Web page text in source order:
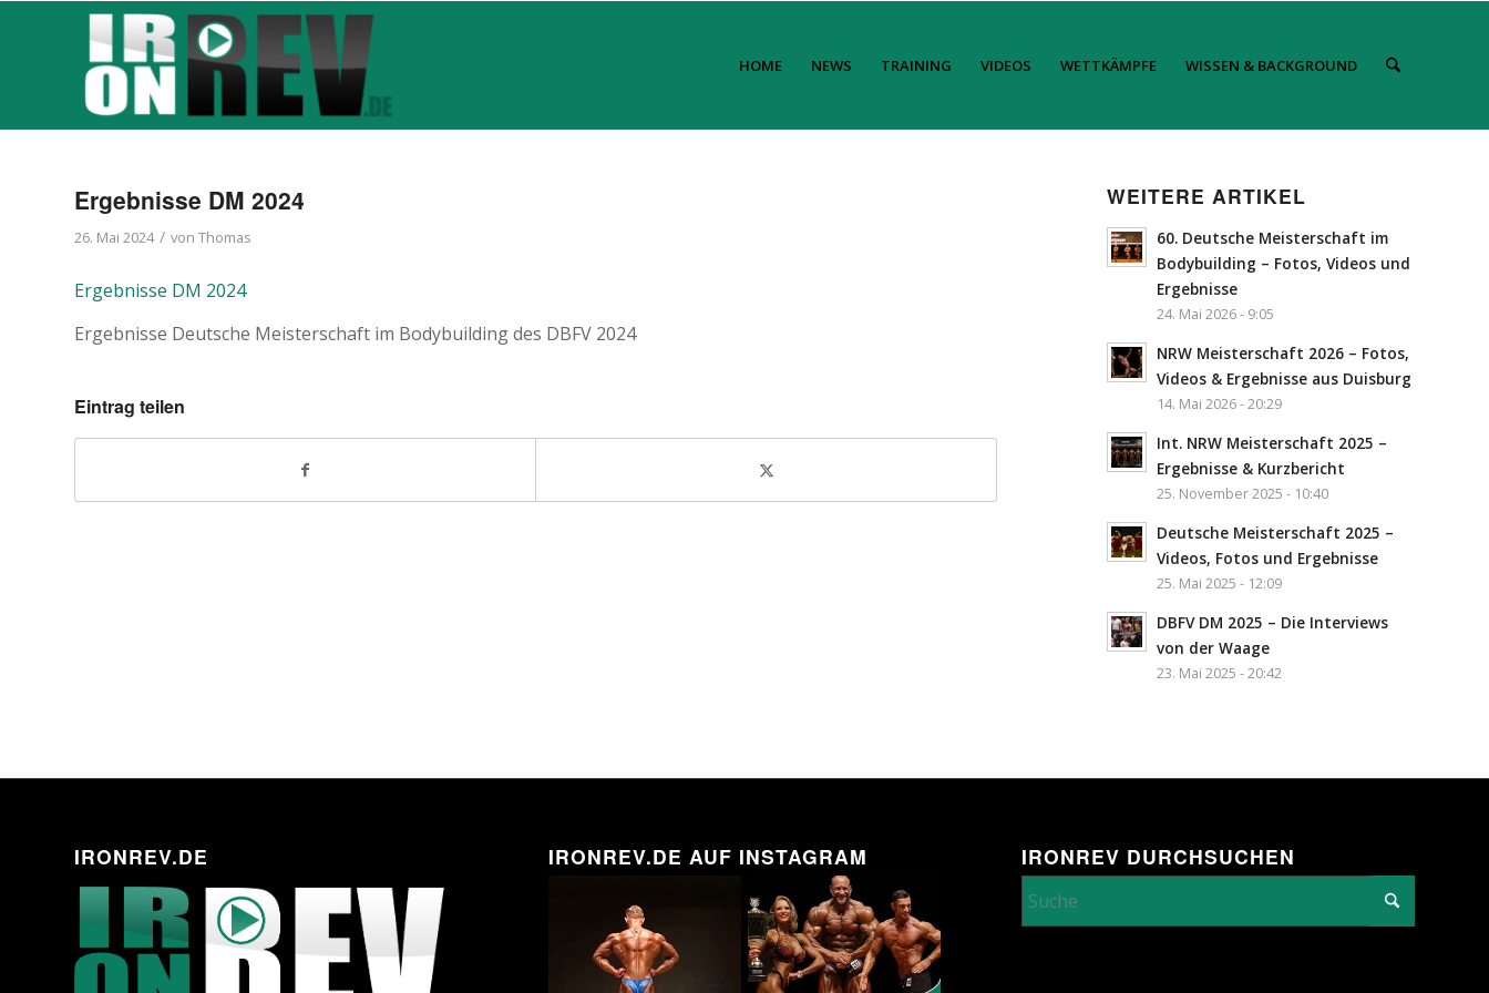
HOME NEWS TRAINING VIDEOS WETTKÄMPFE WISSEN & BACKGROUND
Ergebnisse DM 2024
26. Mai 2024 / von Thomas
Ergebnisse DM 2024
Ergebnisse Deutsche Meisterschaft im Bodybuilding des DBFV 2024
Eintrag teilen
WEITERE ARTIKEL
60. Deutsche Meisterschaft im
Bodybuilding – Fotos, Videos und
Ergebnisse
24. Mai 2026 - 9:05
NRW Meisterschaft 2026 – Fotos,
Videos & Ergebnisse aus Duisburg
14. Mai 2026 - 20:29
Int. NRW Meisterschaft 2025 –
Ergebnisse & Kurzbericht
25. November 2025 - 10:40
Deutsche Meisterschaft 2025 –
Videos, Fotos und Ergebnisse
25. Mai 2025 - 12:09
DBFV DM 2025 – Die Interviews
von der Waage
23. Mai 2025 - 20:42
IRONREV.DE IRONREV.DE AUF INSTAGRAM IRONREV DURCHSUCHEN